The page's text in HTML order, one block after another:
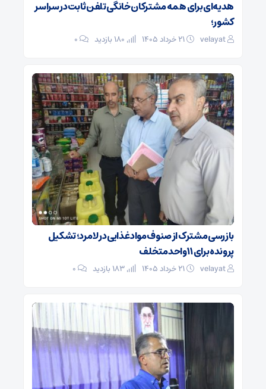
هدیه‌ای برای همه مشترکان خانگی تلفن ثابت در سراسر
کشور؛
velayat ۰
بازرسی مشترک از صنوف مواد غذایی در لامرد؛ تشکیل
پرونده برای ۱۱ واحد متخلف
velayat ۰